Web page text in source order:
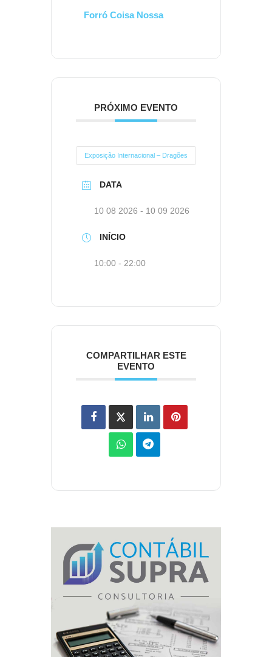
Forró Coisa Nossa
PRÓXIMO EVENTO
Exposição Internacional – Dragões
DATA
10 08 2026 - 10 09 2026
INÍCIO
10:00 - 22:00
COMPARTILHAR ESTE
EVENTO